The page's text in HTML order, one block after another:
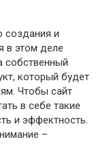
создания и
в этом деле
собственный
который будет
Чтобы сайт
в себе такие
и эффектность.
–